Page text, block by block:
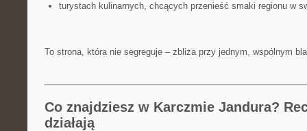
turystach kulinarnych, chcących przenieść smaki regionu w
To strona, która nie segreguje – zbliża przy jednym, wspólnym
Co znajdziesz w Karczmie Jandura?
działają